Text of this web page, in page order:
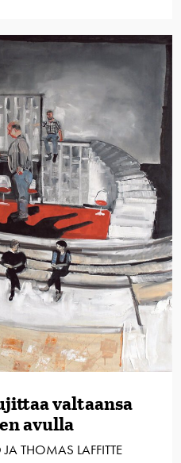
valtaansa
avulla
THOMAS LAFFITTE